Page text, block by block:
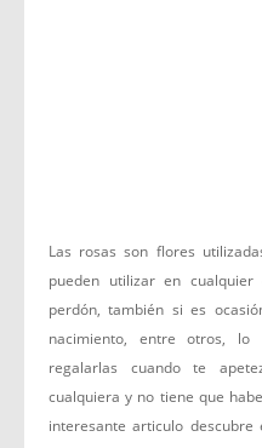
Las rosas son flores
pueden utilizar en
perdón, también si es
nacimiento, entre otros,
regalarlas cuando te
cualquiera y no tiene que
interesante articulo